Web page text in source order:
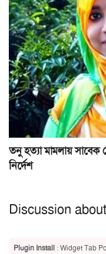
তনু হত্যা মামলায় সাবেক
নির্দেশ
Discussion
Plugin Install : Widget Tab